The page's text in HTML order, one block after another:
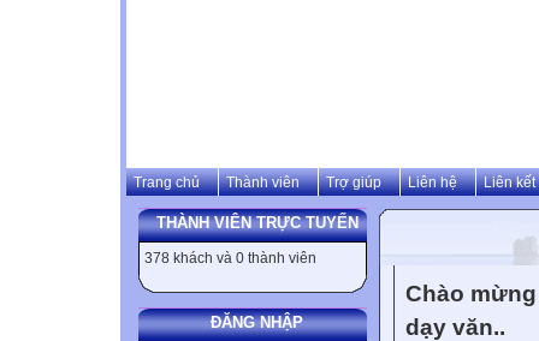
Trang chủ Thành viên Trợ giúp Liên hệ Liên kết
THÀNH VIÊN TRỰC TUYẾN
378 khách và 0 thành viên
ĐĂNG NHẬP
Chào
dạy văn..